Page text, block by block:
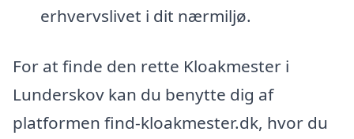
erhvervslivet i dit nærmiljø.
For at finde den rette Kloakmester i
Lunderskov kan du benytte dig af
platformen find-kloakmester.dk, hvor du